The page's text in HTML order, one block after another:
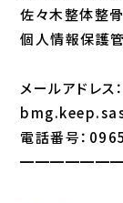
佐々木整体整
個人情報保護
メールアドレス：
電話番号：